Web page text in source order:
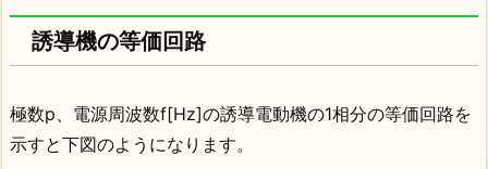
誘導機の等価回路
極数p、電源周波数f[Hz]の誘導電動機の1相分の等価回路を
示すと下図のようになります。